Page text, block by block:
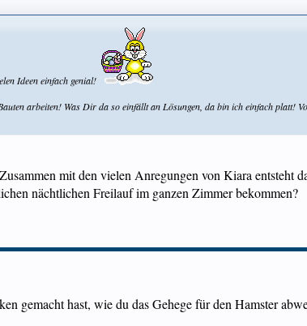
Ideen einfach genial!
arbeiten! Was Dir da so einfällt an Lösungen, da bin ich einfach platt!
mit den vielen Anregungen von Kiara
nächtlichen Freilauf im ganzen Zimmer bekommen?
gemacht hast, wie du das Gehege für den Hamster